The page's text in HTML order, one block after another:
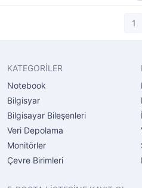
1
KATEGORİLER
Notebook
Bilgisyar
Bilgisayar Bileşenleri
Veri Depolama
Monitörler
Çevre Birimleri